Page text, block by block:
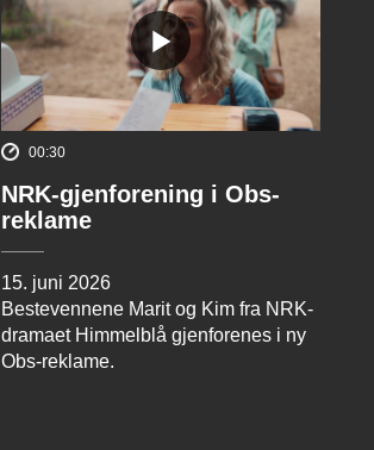
00:30
NRK-gjenforening i Obs-
reklame
15. juni 2026
Bestevennene Marit og Kim fra NRK-
dramaet Himmelblå gjenforenes i ny
Obs-reklame.